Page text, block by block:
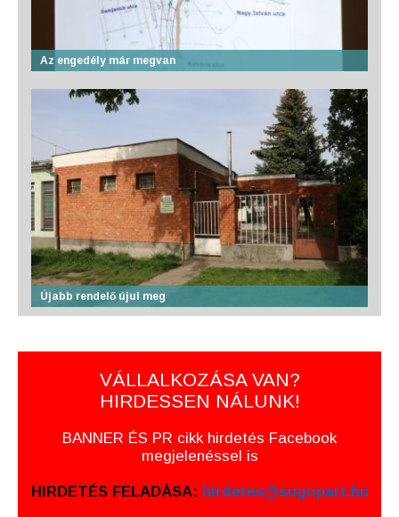
Az engedély már megvan
Újabb rendelő újul meg
VÁLLALKOZÁSA VAN?
HIRDESSEN NÁLUNK!
BANNER ÉS PR cikk hirdetés Facebook
megjelenéssel is
HIRDETÉS FELADÁSA: hirdetes@sugopart.hu